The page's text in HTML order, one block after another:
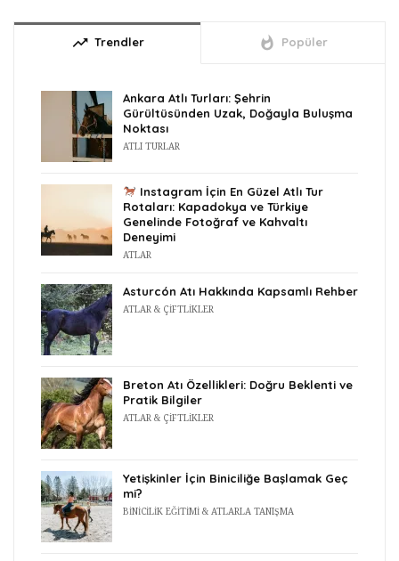
trending_up Trendler whatshot Popüler
Ankara Atlı Turları: Şehrin
Gürültüsünden Uzak, Doğayla Buluşma
Noktası
ATLI TURLAR
Instagram İçin En Güzel Atlı Tur
Rotaları: Kapadokya ve Türkiye
Genelinde Fotoğraf ve Kahvaltı
Deneyimi
ATLAR
Asturcón Atı Hakkında Kapsamlı Rehber
ATLAR & ÇIFTLIKLER
Breton Atı Özellikleri: Doğru Beklenti ve
Pratik Bilgiler
ATLAR & ÇIFTLIKLER
Yetişkinler İçin Biniciliğe Başlamak Geç
mi?
BINICILIK EĞITIMI & ATLARLA TANIŞMA